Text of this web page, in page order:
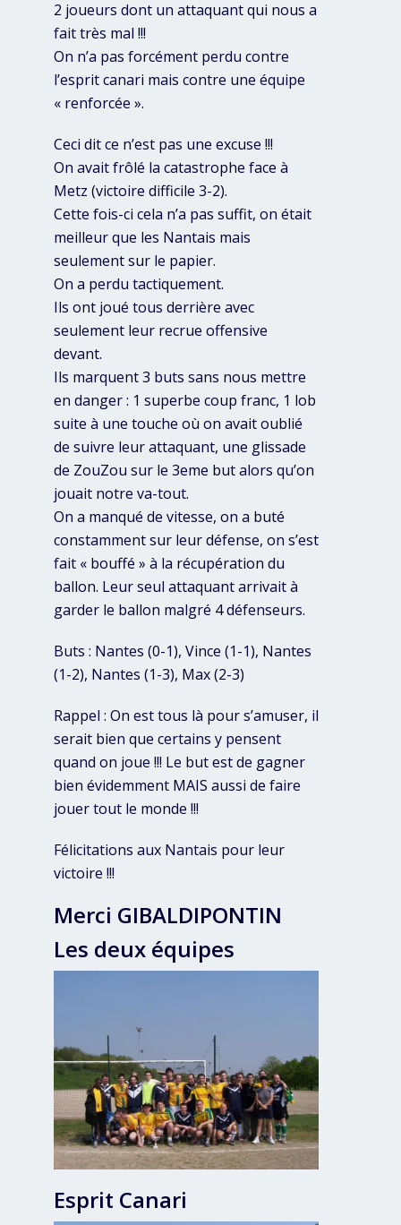
2 joueurs dont un attaquant qui nous a
fait très mal !!!
On n’a pas forcément perdu contre
l’esprit canari mais contre une équipe
« renforcée ».
Ceci dit ce n’est pas une excuse !!!
On avait frôlé la catastrophe face à
Metz (victoire difficile 3-2).
Cette fois-ci cela n’a pas suffit, on était
meilleur que les Nantais mais
seulement sur le papier.
On a perdu tactiquement.
Ils ont joué tous derrière avec
seulement leur recrue offensive
devant.
Ils marquent 3 buts sans nous mettre
en danger : 1 superbe coup franc, 1 lob
suite à une touche où on avait oublié
de suivre leur attaquant, une glissade
de ZouZou sur le 3eme but alors qu’on
jouait notre va-tout.
On a manqué de vitesse, on a buté
constamment sur leur défense, on s’est
fait « bouffé » à la récupération du
ballon. Leur seul attaquant arrivait à
garder le ballon malgré 4 défenseurs.
Buts : Nantes (0-1), Vince (1-1), Nantes
(1-2), Nantes (1-3), Max (2-3)
Rappel : On est tous là pour s’amuser, il
serait bien que certains y pensent
quand on joue !!! Le but est de gagner
bien évidemment MAIS aussi de faire
jouer tout le monde !!!
Félicitations aux Nantais pour leur
victoire !!!
Merci GIBALDIPONTIN
Les deux équipes
Esprit Canari